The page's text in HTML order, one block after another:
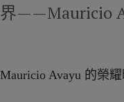
——Mauricio
Avayu 的榮